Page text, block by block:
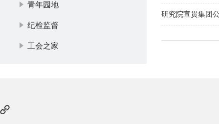
青年园地
纪检监督
工会之家
研究院宣贯集团